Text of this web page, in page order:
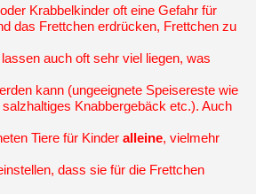
Krabbelkinder oft eine Gefahr für
das Frettchen erdrücken, Frettchen zu
auch oft sehr viel liegen, was
kann (ungeeignete Speisereste wie
Knabbergebäck etc.). Auch
Tiere für Kinder alleine, vielmehr
dass sie für die Frettchen